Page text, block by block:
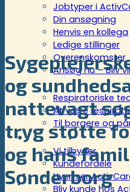
Jobtyper i
Din ansøgning
Henvis en kollega
Ledige stillinger
Overenskomster
Ansøg nu – Bliv
Respiratoriske
Respiratoriske
At være
Til borgere og
Kunder
Vi tilbyder
Kundefordele
Hvem er
Bliv kunde hos
og
nattevagt
tryg støtte
og hans
Sønderborg